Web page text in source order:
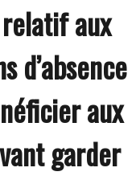
aux
d’absence
aux
garder